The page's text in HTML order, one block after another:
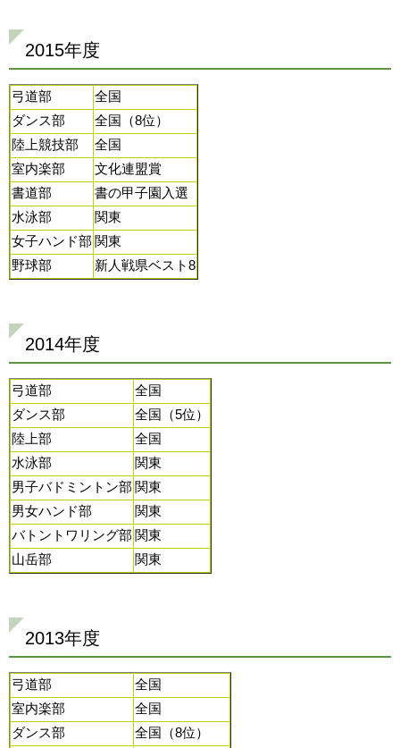
2015年度
弓道部
全国
ダンス部
全国（8位）
陸上競技部
全国
室内楽部
文化連盟賞
書道部
書の甲子園入選
水泳部
関東
女子ハンド部 関東
野球部
新人戦県ベスト8
2014年度
弓道部
全国
ダンス部
全国（5位）
陸上部
全国
水泳部
関東
男子バドミントン部 関東
男女ハンド部
関東
バトントワリング部 関東
山岳部
関東
2013年度
弓道部
全国
室内楽部
全国
ダンス部
全国（8位）